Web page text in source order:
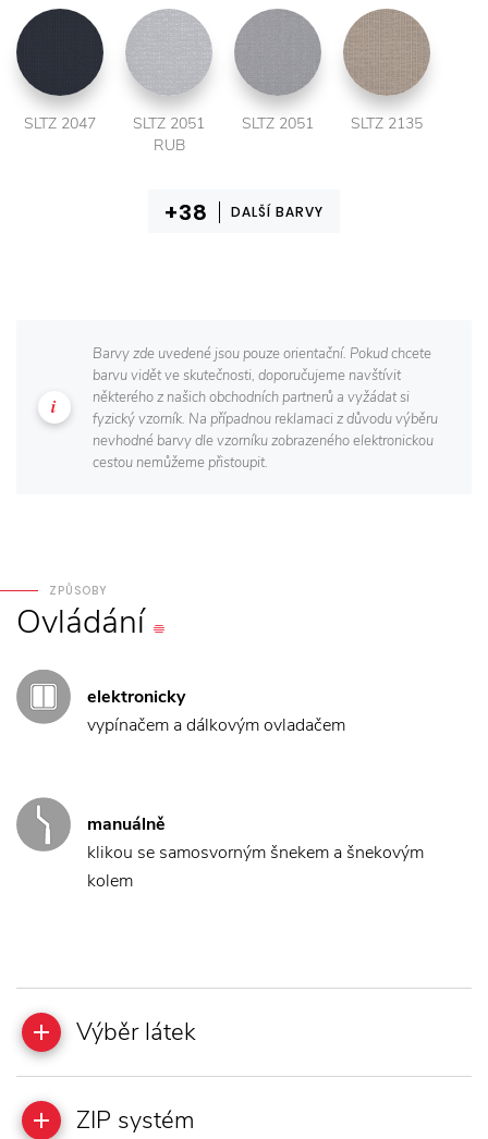
SLTZ 2047
SLTZ 2051
RUB
SLTZ 2051 SLTZ 2135
DALŠÍ BARVY
Barvy zde uvedené jsou pouze orientační. Pokud chcete
barvu vidět ve skutečnosti, doporučujeme navštívit
některého z našich obchodních partnerů a vyžádat si
fyzický vzorník. Na případnou reklamaci z důvodu výběru
nevhodné barvy dle vzorníku zobrazeného elektronickou
cestou nemůžeme přistoupit.
ZPŮSOBY
Ovládání
elektronicky
vypínačem a dálkovým ovladačem
manuálně
klikou se samosvorným šnekem a šnekovým
kolem
Výběr látek
ZIP systém